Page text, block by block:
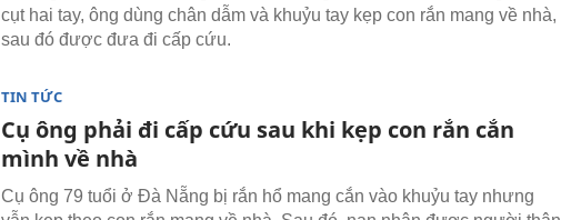
cụt hai tay, ông dùng chân dẫm và khuỷu tay kẹp con rắn mang về nhà,
sau đó được đưa đi cấp cứu.
TIN TỨC
Cụ ông phải đi cấp cứu sau khi kẹp con rắn cắn
mình về nhà
Cụ ông 79 tuổi ở Đà Nẵng bị rắn hổ mang cắn vào khuỷu tay nhưng